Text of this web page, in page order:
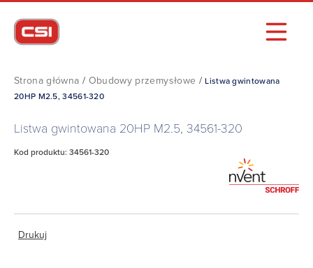
Strona główna / Obudowy przemysłowe /Listwa gwintowana
20HP M2.5, 34561-320
Listwa gwintowana 20HP M2.5, 34561-320
Kod produktu: 34561-320
Drukuj